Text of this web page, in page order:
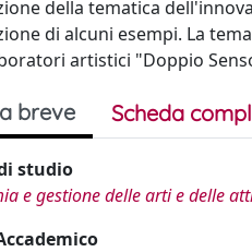
della tematica
di alcuni esempi. La
artistici "Doppio
breve Scheda
studio
e gestione delle arti e delle